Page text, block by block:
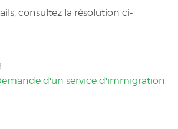
consultez la résolution ci-
d'un service d'immigration